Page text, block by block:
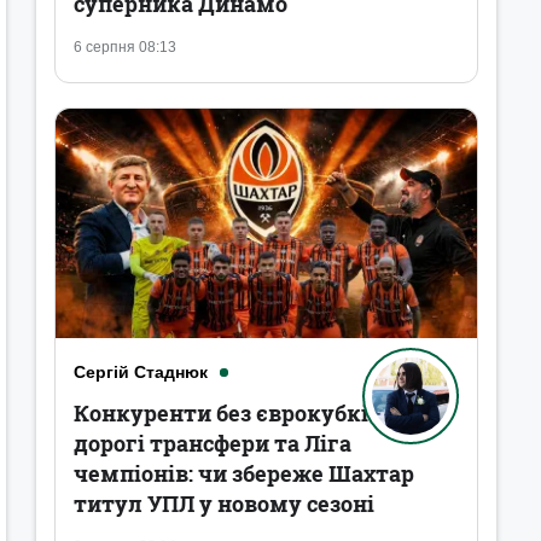
6 серпня 08:13
Сергій Стаднюк
Конкуренти без єврокубків,
дорогі трансфери та Ліга
чемпіонів: чи збереже Шахтар
титул УПЛ у новому сезоні